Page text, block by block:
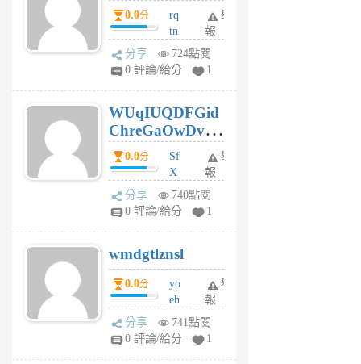
0.0分
rq
tn
jt
gl
個
月
前
舉
報
分享
724點閱
0 評論/給分
1
WUqIUQDFGid
ChreGaOwDv
dY0.0分
Sf
X
Pe
Jc
R
P
m
v
A
V
舉
報
分享
740點閱
0 評論/給分
1
wmdgtlznsl
0.0分
yo
eh
ld
gy
舉
報
分享
741點閱
0 評論/給分
1